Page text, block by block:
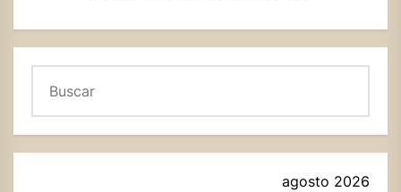
agosto 2026